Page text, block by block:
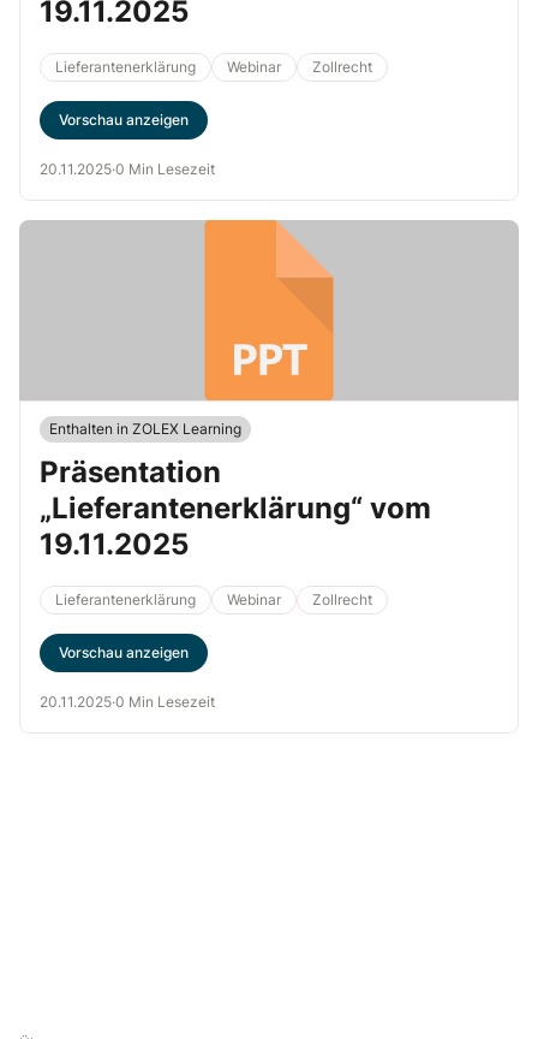
19.11.2025
Lieferantenerklärung Webinar Zollrecht
Vorschau anzeigen
20.11.2025·0 Min Lesezeit
Enthalten in ZOLEX Learning
Präsentation
„Lieferantenerklärung“ vom
19.11.2025
Lieferantenerklärung Webinar Zollrecht
Vorschau anzeigen
20.11.2025·0 Min Lesezeit